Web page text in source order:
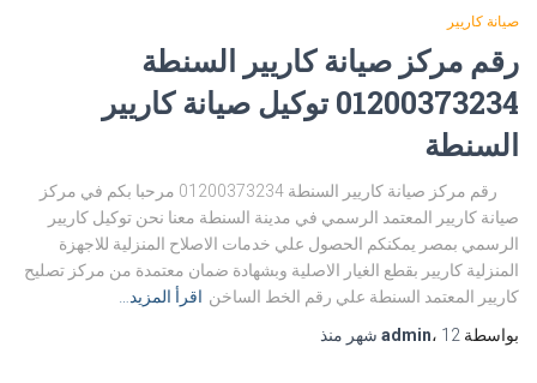
صيانة كاريير
رقم مركز صيانة كاريير السنطة
01200373234 توكيل صيانة كاريير
السنطة
رقم مركز صيانة كاريير السنطة 01200373234 مرحبا بكم في مركز
صيانة كاريير المعتمد الرسمي في مدينة السنطة معنا نحن توكيل كاريير
الرسمي بمصر يمكنكم الحصول علي خدمات الاصلاح المنزلية للاجهزة
المنزلية كاريير بقطع الغيار الاصلية وبشهادة ضمان معتمدة من مركز تصليح
كاريير المعتمد السنطة علي رقم الخط الساخن اقرأ المزيد…
بواسطة
admin، 12 شهر منذ